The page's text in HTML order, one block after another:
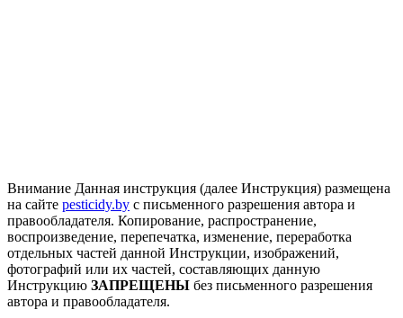
Внимание Данная инструкция (далее Инструкция) размещена
на сайте pesticidy.by с письменного разрешения автора и
правообладателя. Копирование, распространение,
воспроизведение, перепечатка, изменение, переработка
отдельных частей данной Инструкции, изображений,
фотографий или их частей, составляющих данную
Инструкцию ЗАПРЕЩЕНЫ без письменного разрешения
автора и правообладателя.